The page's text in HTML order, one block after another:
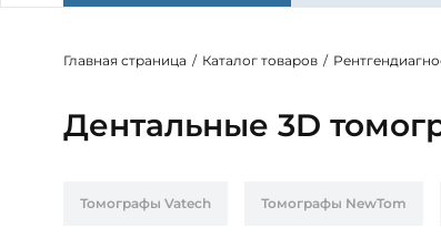
Главная страница / Каталог товаров /
Дентальные 3D
Томографы Vatech Томографы NewTom